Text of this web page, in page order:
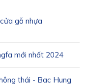
gỗ nhựa
mới nhất 2024
thái - Bac Hung